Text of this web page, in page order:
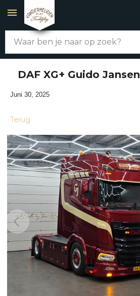
Zoek
WEBSHOP
ALLE PRODUCTEN
MERCHANDISE
SCHAKELAARS
UITLATEN
VERLICHTING
DAF XG+ Guido Jansen
Juni 30, 2025
Terug